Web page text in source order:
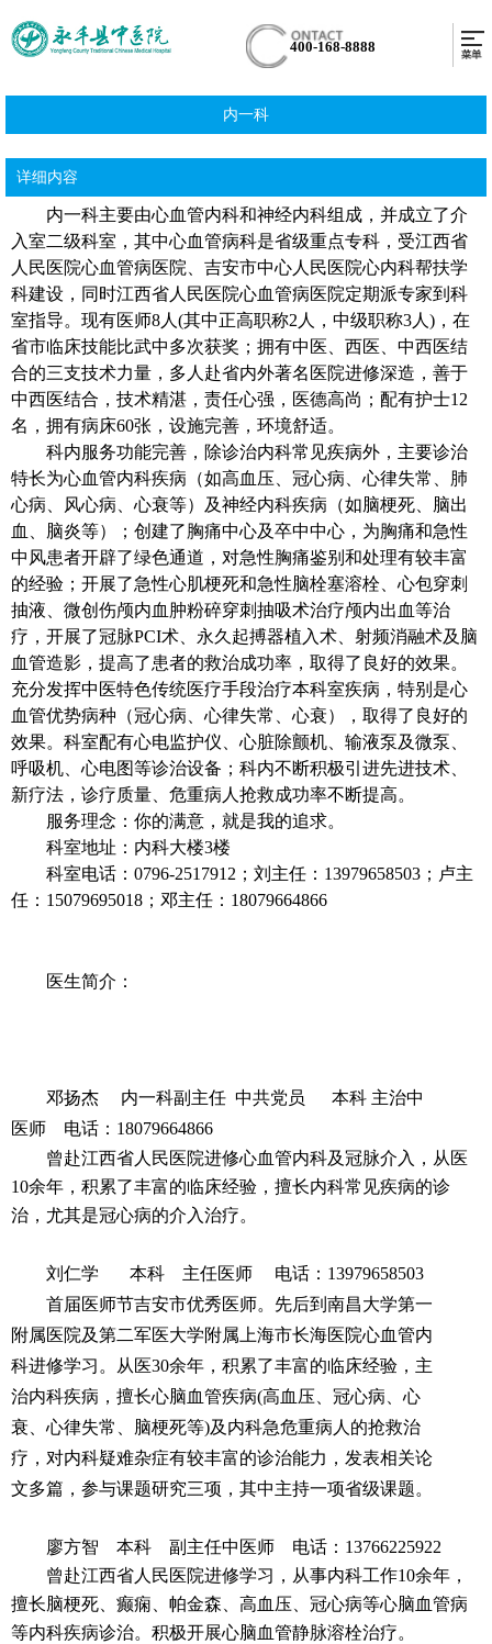
400-168-8888
内一科
详细内容
内一科主要由心血管内科和神经内科组成，并成立了介
入室二级科室，其中心血管病科是省级重点专科，受江西省
人民医院心血管病医院、吉安市中心人民医院心内科帮扶学
科建设，同时江西省人民医院心血管病医院定期派专家到科
室指导。现有医师8人 (其中正高职称2人，中级职称3人 ) ，在
省市临床技能比武中多次获奖；拥有中医、西医、中西医结
合的三支技术力量，多人赴省内外著名医院进修深造，善于
中西医结合，技术精湛，责任心强，医德高尚；配有护士12
名，拥有病床60张，设施完善，环境舒适。
科内服务功能完善，除诊治内科常见疾病外，主要诊治
特长为心血管内科疾病（如高血压、冠心病、心律失常、肺
心病、风心病、心衰等）及神经内科疾病（如脑梗死、脑出
血、脑炎等）；创建了胸痛中心及卒中中心，为胸痛和急性
中风患者开辟了绿色通道，对急性胸痛鉴别和处理有较丰富
的经验；开展了急性心肌梗死和急性脑栓塞溶栓、心包穿刺
抽液、微创伤颅内血肿粉碎穿刺抽吸术治疗颅内出血等治
疗，开展了冠脉PCI术、永久起搏器植入术、射频消融术及脑
血管造影，提高了患者的救治成功率，取得了良好的效果。
充分发挥中医特色传统医疗手段治疗本科室疾病，特别是心
血管优势病种（冠心病、心律失常、心衰），取得了良好的
效果。科室配有心电监护仪、心脏除颤机、输液泵及微泵、
呼吸机、心电图等诊治设备；科内不断积极引进先进技术、
新疗法，诊疗质量、危重病人抢救成功率不断提高。
服务理念：你的满意，就是我的追求。
科室地址：内科大楼3楼
科室电话：0796-2517912；刘主任：13979658503；卢主
任：15079695018；邓主任：18079664866
医生简介：
邓扬杰 内一科副主任 中共党员 本科 主治中
医师 电话：18079664866
曾赴江西省人民医院进修心血管内科及冠脉介入， 从医
10余年，积累了丰富的临床经验，擅长内科常见疾病的诊
治，尤其是冠心病的介入治疗。
刘仁学 本科 主任医师 电话：13979658503
首届医师节吉安市优秀医师。先后到南昌大学第一
附属医院及第二军医大学附属上海市长海医院心血管内
科进修学习。从医30余年，积累了丰富的临床经验，主
治内科疾病，擅长心脑血管疾病(高血压、冠心病、心
衰、心律失常、脑梗死等)及内科急危重病人的抢救治
疗，对内科疑难杂症有较丰富的诊治能力，发表相关论
文多篇，参与课题研究三项，其中主持一项省级课题。
廖方智 本科 副主任中医师 电话：13766225922
曾赴江西省人民医院进修学习，从事内科工作10余年，
擅长脑梗死、癫痫、帕金森、高血压、冠心病等心脑血管病
等内科疾病诊治。积极开展心脑血管静脉溶栓治疗。